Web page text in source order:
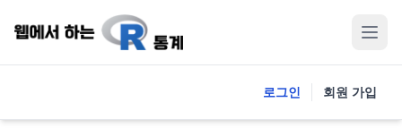
로그인 회원 가입